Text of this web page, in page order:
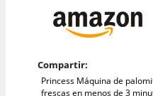
Compartir:
Princess Máquina de
frescas en menos de 3